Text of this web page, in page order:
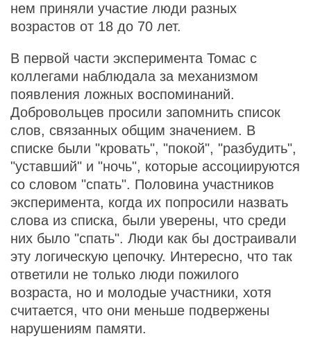
нем приняли участие люди разных
возрастов от 18 до 70 лет.
В первой части эксперимента Томас с
коллегами наблюдала за механизмом
появления ложных воспоминаний.
Добровольцев просили запомнить список
слов, связанных общим значением. В
списке были "кровать", "покой", "разбудить",
"уставший" и "ночь", которые ассоциируются
со словом "спать". Половина участников
эксперимента, когда их попросили назвать
слова из списка, были уверены, что среди
них было "спать". Люди как бы достраивали
эту логическую цепочку. Интересно, что так
ответили не только люди пожилого
возраста, но и молодые участники, хотя
считается, что они меньше подвержены
нарушениям памяти.